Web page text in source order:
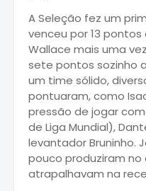
A Seleção fez um
venceu por 13
Wallace mais uma
sete pontos sozinho
um time sólido,
pontuaram, como
pressão de jogar
de Liga Mundial),
levantador Bruninho.
pouco produziram no
atrapalhavam na